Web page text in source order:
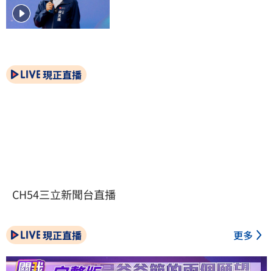
現正直播
CH54三立新聞台直播
現正直播 更多